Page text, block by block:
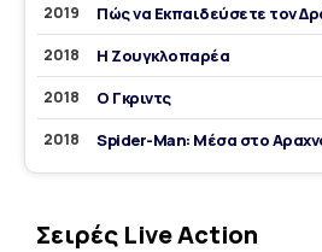
2019 Πώς να Εκπαιδεύσετε τον
2018 Η Ζουγκλοπαρέα
2018 Ο Γκριντς
2018 Spider-Man: Μέσα στο
Σειρές Live Action